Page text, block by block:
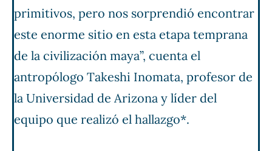
primitivos, pero nos sorprendió encontrar
este enorme sitio en esta etapa temprana
de la civilización maya”, cuenta el
antropólogo Takeshi Inomata, profesor de
la Universidad de Arizona y líder del
equipo que realizó el hallazgo*.